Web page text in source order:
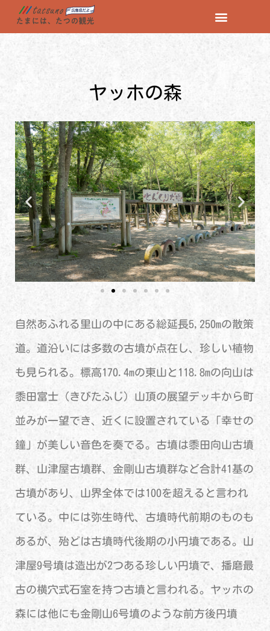
コ
ス
キ
ッ
プ
ヤッホの森
自然あふれる里山の中にある総延長5,250mの散策
道。道沿いには多数の古墳が点在し、珍しい植物
も見られる。標高170.4mの東山と118.8mの向山は
黍田富士（きびたふじ）山頂の展望デッキから町
並みが一望でき、近くに設置されている「幸せの
鐘」が美しい音色を奏でる。古墳は黍田向山古墳
群、山津屋古墳群、金剛山古墳群など合計41基の
古墳があり、山界全体では100を超えると言われ
ている。中には弥生時代、古墳時代前期のものも
あるが、殆どは古墳時代後期の小円墳である。山
津屋9号墳は造出が2つある珍しい円墳で、播磨最
古の横穴式石室を持つ古墳と言われる。ヤッホの
森には他にも金剛山6号墳のような前方後円墳